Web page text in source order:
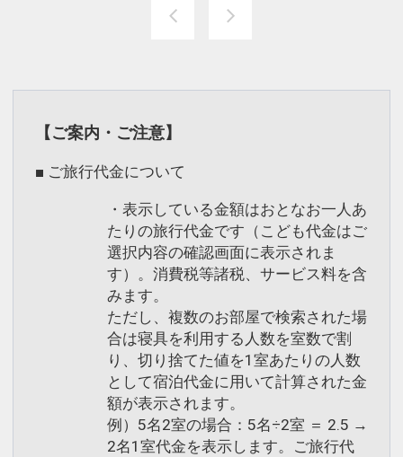
【ご案内・ご注意】
■ ご旅行代金について
・表示している金額はおとなお一人あ
たりの旅行代金です（こども代金はご
選択内容の確認画面に表示されま
す）。消費税等諸税、サービス料を含
みます。
ただし、複数のお部屋で検索された場
合は寝具を利用する人数を室数で割
り、切り捨てた値を1室あたりの人数
として宿泊代金に用いて計算された金
額が表示されます。
例）5名2室の場合：5名÷2室 ＝ 2.5 →
2名1室代金を表示します。ご旅行代